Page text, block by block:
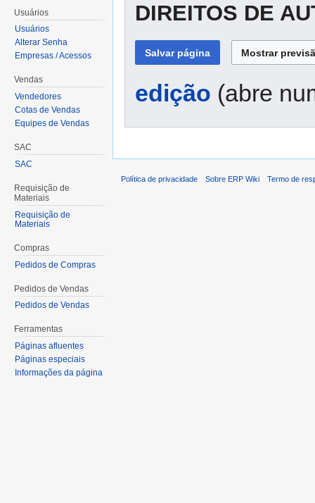
DIREITOS DE
edição (abre
Usuários
Usuários
Alterar Senha
Empresas / Acessos
Vendas
Vendedores
Cotas de Vendas
Equipes de Vendas
SAC
SAC
Requisição de
Materiais
Requisição de
Materiais
Compras
Pedidos de Compras
Pedidos de Vendas
Pedidos de Vendas
Ferramentas
Páginas afluentes
Páginas especiais
Informações da página
Política de privacidade Sobre ERP Wiki Termo de